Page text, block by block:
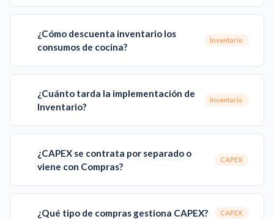
¿Cómo descuenta inventario los
consumos de cocina?
Inventario
¿Cuánto tarda la implementación de
Inventario?
Inventario
¿CAPEX se contrata por separado o
viene con Compras?
CAPEX
¿Qué tipo de compras gestiona CAPEX? CAPEX